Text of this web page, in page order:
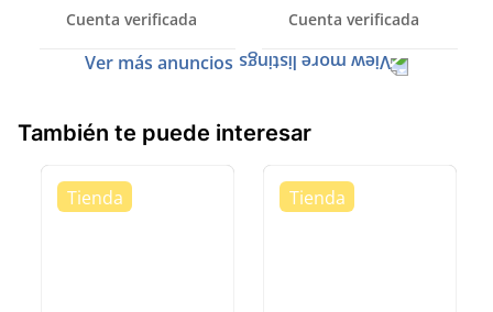
Cuenta verificada Cuenta verificada
Ver más anuncios
También te puede interesar